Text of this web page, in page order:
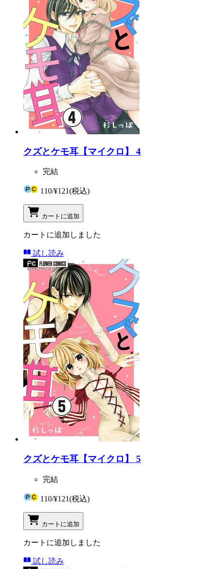
クズとケモ耳【マイクロ】 4
完結
110/¥121(税込)
カートに追加
カートに追加しました
試し読み
クズとケモ耳【マイクロ】 5
完結
110/¥121(税込)
カートに追加
カートに追加しました
試し読み